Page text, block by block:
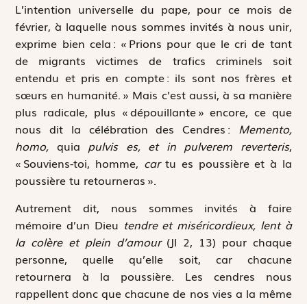
L’intention universelle du pape, pour ce mois de
février, à laquelle nous sommes invités à nous unir,
exprime bien cela : « Prions pour que le cri de tant
de migrants victimes de trafics criminels soit
entendu et pris en compte : ils sont nos frères et
sœurs en humanité. » Mais c’est aussi, à sa manière
plus radicale, plus « dépouillante » encore, ce que
nous dit la célébration des Cendres : Memento,
homo, quia pulvis es, et in pulverem reverteris,
« Souviens-toi, homme, cartu es poussière et à la
poussière tu retourneras ».
Autrement dit, nous sommes invités à faire
mémoire d’un Dieu tendre et miséricordieux, lent à
la colère et plein d’amour(Jl 2, 13) pour chaque
personne, quelle qu’elle soit, car chacune
retournera à la poussière. Les cendres nous
rappellent donc que chacune de nos vies a la même